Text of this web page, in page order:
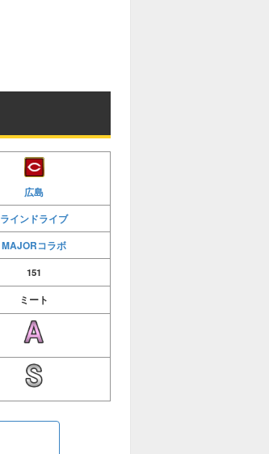
広島
ラインドライブ
MAJORコラボ
151
ミート